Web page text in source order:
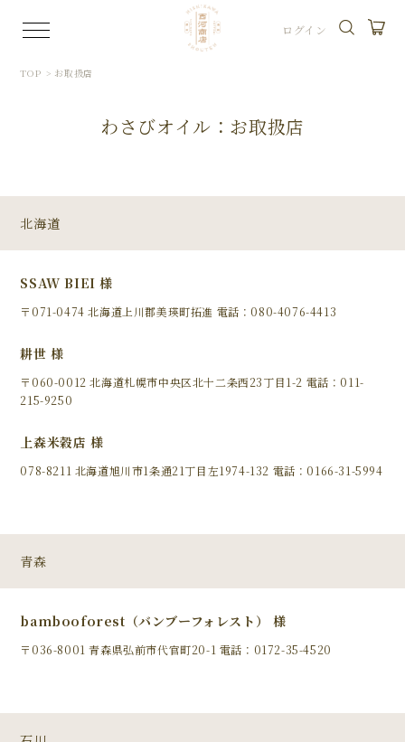
ログイン
TOP > お取扱店
わさびオイル：お取扱店
北海道
SSAW BIEI 様
〒071-0474 北海道上川郡美瑛町拓進 電話：080-4076-4413
耕世 様
〒060-0012 北海道札幌市中央区北十二条西23丁目1-2 電話：011-
215-9250
上森米穀店 様
078-8211 北海道旭川市1条通21丁目左1974-132 電話：0166-31-5994
青森
bambooforest（バンブーフォレスト） 様
〒036-8001 青森県弘前市代官町20-1 電話：0172-35-4520